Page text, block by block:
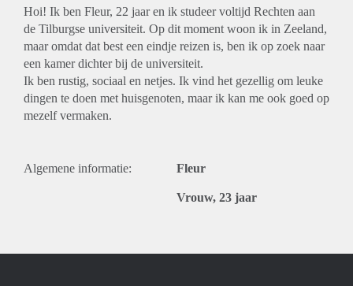
Hoi! Ik ben Fleur, 22 jaar en ik studeer voltijd Rechten aan
de Tilburgse universiteit. Op dit moment woon ik in Zeeland,
maar omdat dat best een eindje reizen is, ben ik op zoek naar
een kamer dichter bij de universiteit.
Ik ben rustig, sociaal en netjes. Ik vind het gezellig om leuke
dingen te doen met huisgenoten, maar ik kan me ook goed op
mezelf vermaken.
Algemene informatie: Fleur
Vrouw, 23 jaar